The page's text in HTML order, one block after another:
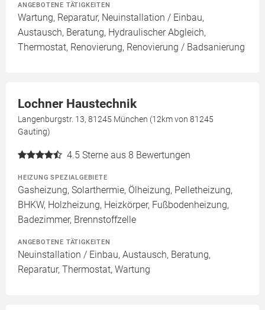
ANGEBOTENE TÄTIGKEITEN
Wartung, Reparatur, Neuinstallation / Einbau,
Austausch, Beratung, Hydraulischer Abgleich,
Thermostat, Renovierung, Renovierung / Badsanierung
Lochner Haustechnik
Langenburgstr. 13, 81245 München (12km von 81245
Gauting)
4.5 Sterne aus 8 Bewertungen
HEIZUNG SPEZIALGEBIETE
Gasheizung, Solarthermie, Ölheizung, Pelletheizung,
BHKW, Holzheizung, Heizkörper, Fußbodenheizung,
Badezimmer, Brennstoffzelle
ANGEBOTENE TÄTIGKEITEN
Neuinstallation / Einbau, Austausch, Beratung,
Reparatur, Thermostat, Wartung